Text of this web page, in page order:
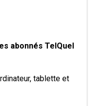
abonnés TelQuel
tablette et